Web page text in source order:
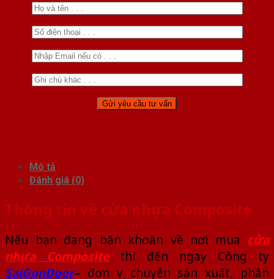
Mô tả
Đánh giá (0)
Thông tin về cửa nhựa Composite
Nếu bạn đang băn khoăn về nơi mua cửa
nhựa Compositethì đến ngay Công ty
SaiGonDoor– đơn vị chuyên sản xuất, phân